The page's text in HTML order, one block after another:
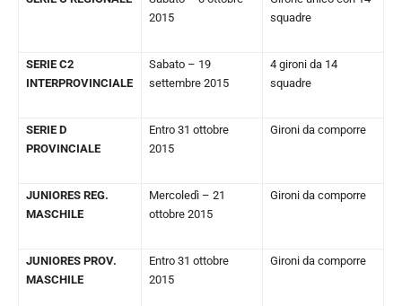
2015
squadre
SERIE C2
INTERPROVINCIALE
Sabato – 19
settembre 2015
4 gironi da 14
squadre
SERIE D
PROVINCIALE
Entro 31 ottobre
2015
Gironi da comporre
JUNIORES REG.
MASCHILE
Mercoledì – 21
ottobre 2015
Gironi da comporre
JUNIORES PROV.
MASCHILE
Entro 31 ottobre
2015
Gironi da comporre